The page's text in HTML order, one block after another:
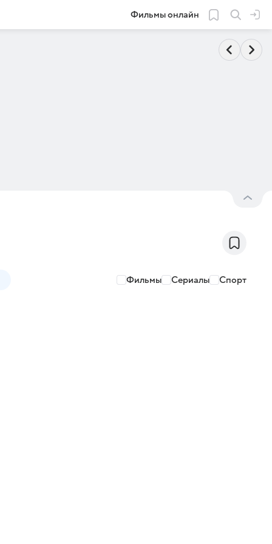
Фильмы онлайн
Фильмы Сериалы Спорт